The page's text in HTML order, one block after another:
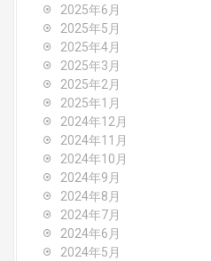
2025年6月
2025年5月
2025年4月
2025年3月
2025年2月
2025年1月
2024年12月
2024年11月
2024年10月
2024年9月
2024年8月
2024年7月
2024年6月
2024年5月